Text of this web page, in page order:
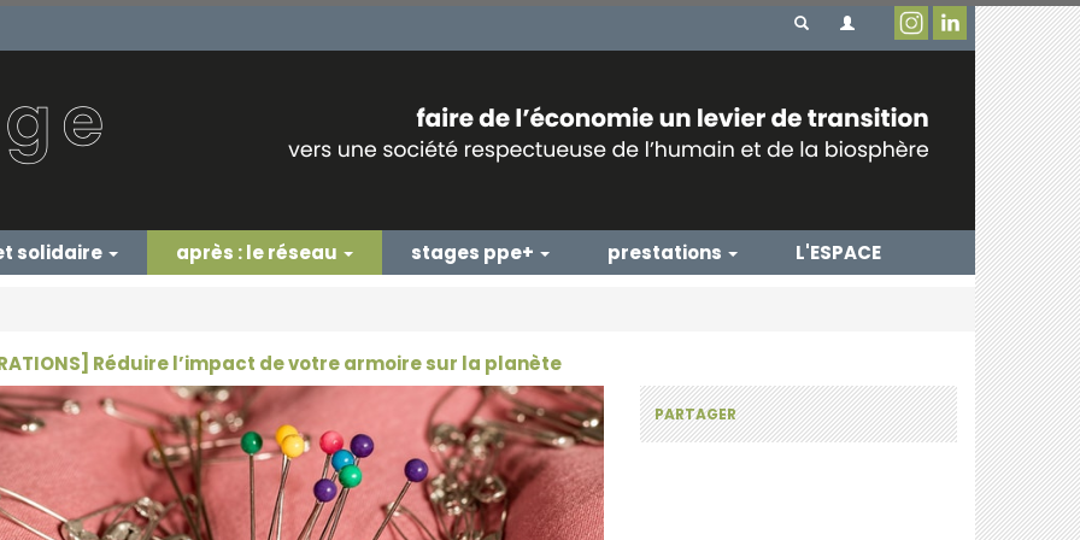
solidaire après : le réseau stages ppe+ prestations L'ESPACE
Réduire l’impact de votre armoire sur la planète
PARTAGER